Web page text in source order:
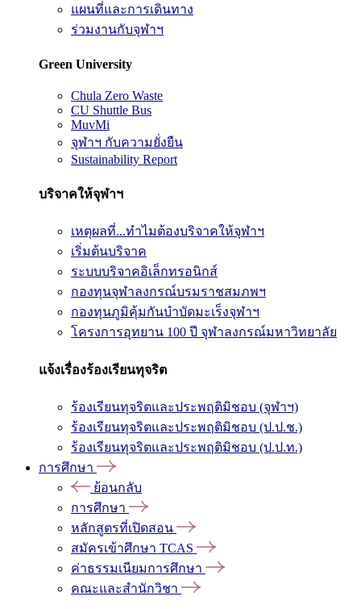
แผนที่และการเดินทาง
ร่วมงานกับจุฬาฯ
Green University
Chula Zero Waste
CU Shuttle Bus
MuvMi
จุฬาฯ กับความยั่งยืน
Sustainability Report
บริจาคให้จุฬาฯ
เหตุผลที่...ทำไมต้องบริจาคให้จุฬาฯ
เริ่มต้นบริจาค
ระบบบริจาคอิเล็กทรอนิกส์
กองทุนจุฬาลงกรณ์บรมราชสมภพฯ
กองทุนภูมิคุ้มกันบำบัดมะเร็งจุฬาฯ
โครงการอุทยาน 100 ปี จุฬาลงกรณ์มหาวิทยาลัย
แจ้งเรื่องร้องเรียนทุจริต
ร้องเรียนทุจริตและประพฤติมิชอบ (จุฬาฯ)
ร้องเรียนทุจริตและประพฤติมิชอบ (ป.ป.ช.)
ร้องเรียนทุจริตและประพฤติมิชอบ (ป.ป.ท.)
การศึกษา
ย้อนกลับ
การศึกษา
หลักสูตรที่เปิดสอน
สมัครเข้าศึกษา TCAS
ค่าธรรมเนียมการศึกษา
คณะและสำนักวิชา